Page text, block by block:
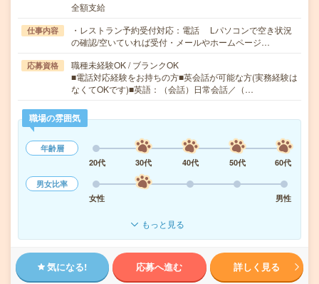
全額支給
仕事内容
・レストラン予約受付対応：電話 Lパソコンで空き状況
の確認/空いていれば受付・メールやホームページ…
応募資格
職種未経験OK / ブランクOK
■電話対応経験をお持ちの方■英会話が可能な方(実務経験は
なくてOKです)■英語：（会話）日常会話／（…
職場の雰囲気
年齢層
20代
30代 40代 50代
60代
男女比率
女性
男性
もっと見る
気になる! 応募へ進む 詳しく見る